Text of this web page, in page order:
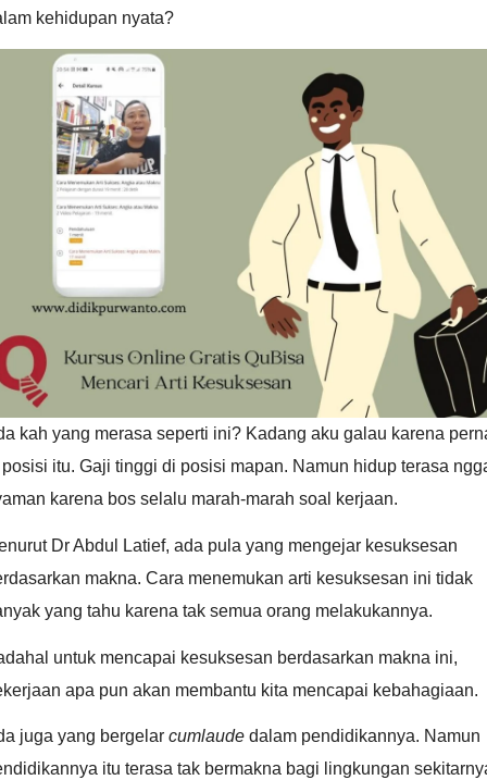
kehidupan nyata?
kah yang merasa seperti ini? Kadang aku galau karena
itu. Gaji tinggi di posisi mapan. Namun hidup terasa
karena bos selalu marah-marah soal kerjaan.
Dr Abdul Latief, ada pula yang mengejar kesuksesan
makna. Cara menemukan arti kesuksesan ini tidak
yang tahu karena tak semua orang melakukannya.
untuk mencapai kesuksesan berdasarkan makna ini,
apa pun akan membantu kita mencapai kebahagiaan.
juga yang bergelar cumlaude dalam pendidikannya. Namun
itu terasa tak bermakna bagi lingkungan